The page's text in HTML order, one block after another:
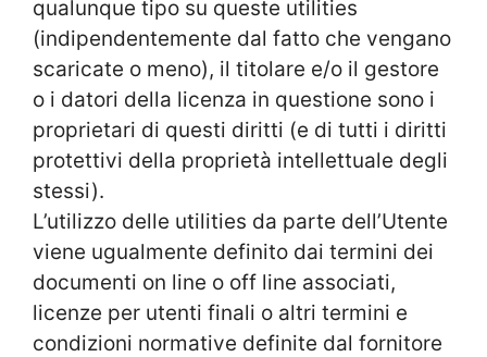
qualunque tipo su queste utilities
(indipendentemente dal fatto che vengano
scaricate o meno), il titolare e/o il gestore
o i datori della licenza in questione sono i
proprietari di questi diritti (e di tutti i diritti
protettivi della proprietà intellettuale degli
stessi).
L’utilizzo delle utilities da parte dell’Utente
viene ugualmente definito dai termini dei
documenti on line o off line associati,
licenze per utenti finali o altri termini e
condizioni normative definite dal fornitore